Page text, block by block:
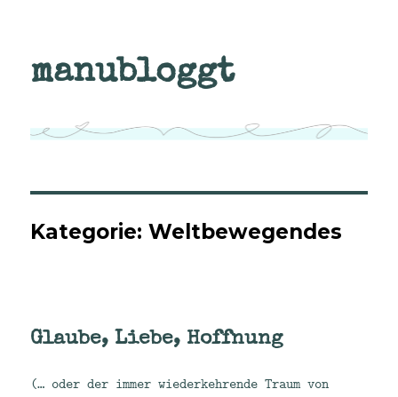
manubloggt
Kategorie:Weltbewegendes
Glaube, Liebe, Hoffnung
(… oder der immer wiederkehrende Traum von